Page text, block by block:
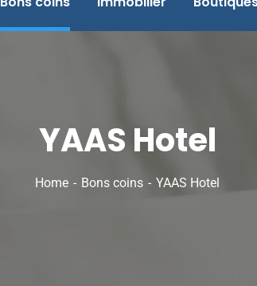
YAAS Hotel
Home Bons coins YAAS Hotel